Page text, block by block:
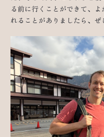
る前に行くことができて、
れることがありましたら、ぜ